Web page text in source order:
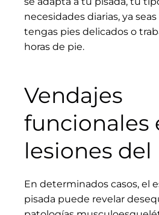
necesidades diarias, ya
tengas pies delicados o
horas de pie.
Vendajes
funcionales
lesiones del
En determinados casos, el
pisada puede revelar